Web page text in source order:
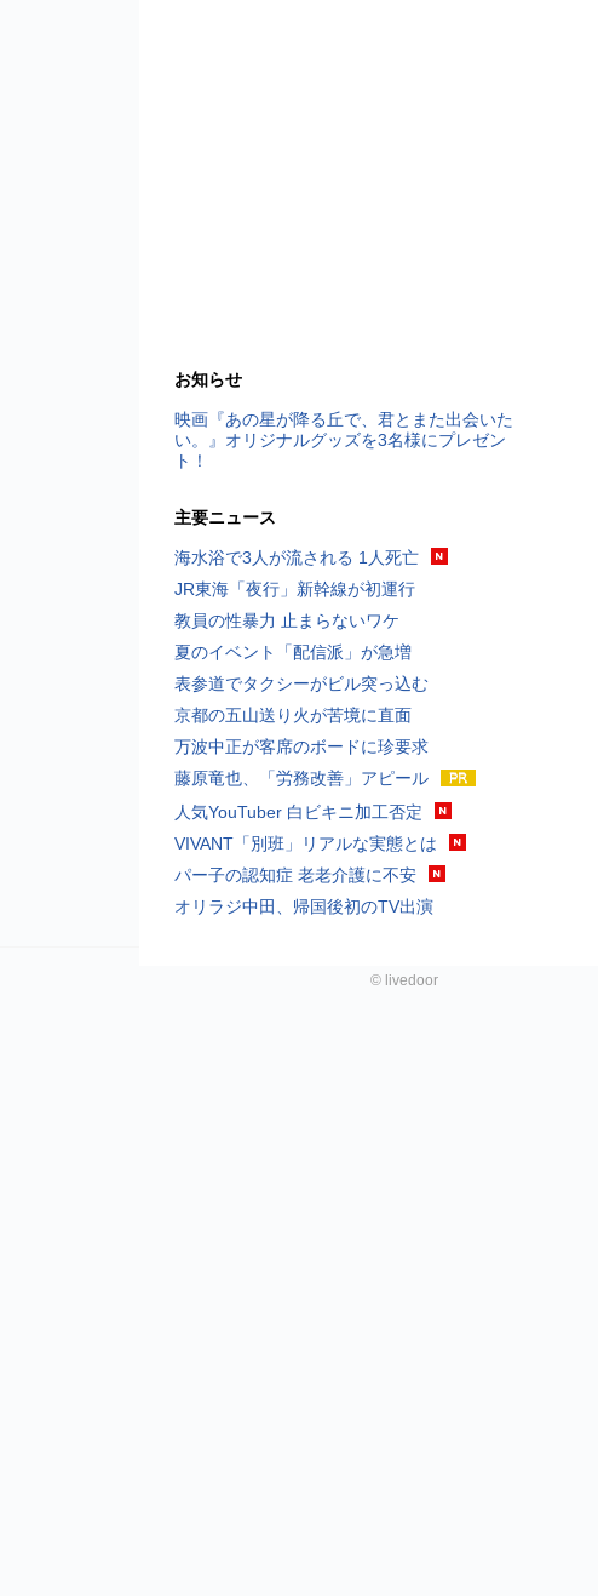
お知らせ
映画『あの星が降る丘で、君とまた出会いた
い。』オリジナルグッズを3名様にプレゼン
ト！
主要ニュース
海水浴で3人が流される 1人死亡
JR東海「夜行」新幹線が初運行
教員の性暴力 止まらないワケ
夏のイベント「配信派」が急増
表参道でタクシーがビル突っ込む
京都の五山送り火が苦境に直面
万波中正が客席のボードに珍要求
藤原竜也、「労務改善」アピール
人気YouTuber 白ビキニ加工否定
VIVANT「別班」リアルな実態とは
パー子の認知症 老老介護に不安
オリラジ中田、帰国後初のTV出演
© livedoor